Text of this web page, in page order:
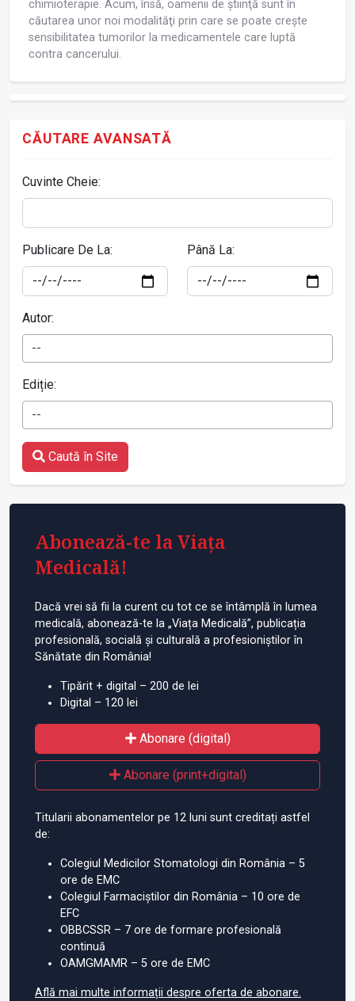
chimioterapie. Acum, însă, oamenii de ştiinţă sunt în
căutarea unor noi modalităţi prin care se poate creşte
sensibilitatea tumorilor la medicamentele care luptă
contra cancerului.
CĂUTARE AVANSATĂ
Cuvinte Cheie:
Publicare De La: Până La:
Autor:
--
Ediție:
--
Caută în Site
Abonează-te la Viața
Medicală!
Dacă vrei să fii la curent cu tot ce se întâmplă în lumea
medicală, abonează-te la „Viața Medicală”, publicația
profesională, socială și culturală a profesioniștilor în
Sănătate din România!
Tipărit + digital – 200 de lei
Digital – 120 lei
Abonare (digital)
Abonare (print+digital)
Titularii abonamentelor pe 12 luni sunt creditați astfel
de:
Colegiul Medicilor Stomatologi din România – 5
ore de EMC
Colegiul Farmaciștilor din România – 10 ore de
EFC
OBBCSSR – 7 ore de formare profesională
continuă
OAMGMAMR – 5 ore de EMC
Află mai multe informații despre oferta de abonare.